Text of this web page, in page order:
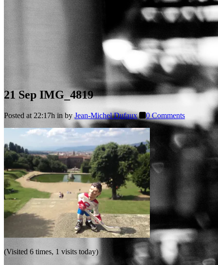
21 Sep IMG_4819
Posted at 22:17h in by Jean-Michel Dufaux 0 Comments
(Visited 6 times, 1 visits today)